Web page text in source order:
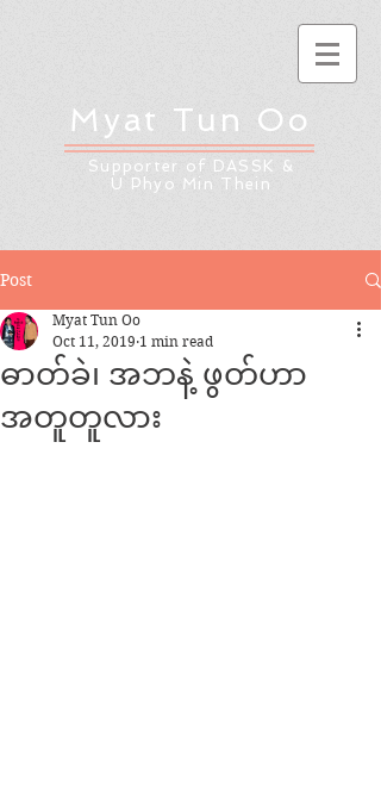
Myat Tun Oo
Supporter of DASSK &
U Phyo Min Thein
Post
ဓာတ်ခဲ၊ အဘနဲ့ ဖွတ်ဟာ
အတူတူလား
Myat Tun Oo
Oct 11, 2019 1 min read